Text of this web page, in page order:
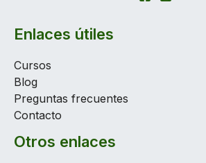
Enlaces útiles
Cursos
Blog
Preguntas frecuentes
Contacto
Otros enlaces